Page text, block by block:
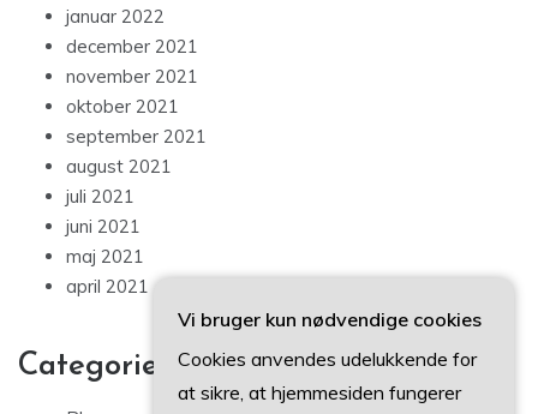
januar 2022
december 2021
november 2021
oktober 2021
september 2021
august 2021
juli 2021
juni 2021
maj 2021
april 2021
Categories
Vi bruger kun nødvendige cookies
Cookies anvendes udelukkende for
at sikre, at hjemmesiden fungerer